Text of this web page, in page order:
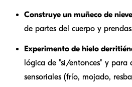
Construye un muñeco de
de partes del cuerpo y
Experimento de hielo
lógica de "si/entonces" y para
sensoriales (frío, mojado,